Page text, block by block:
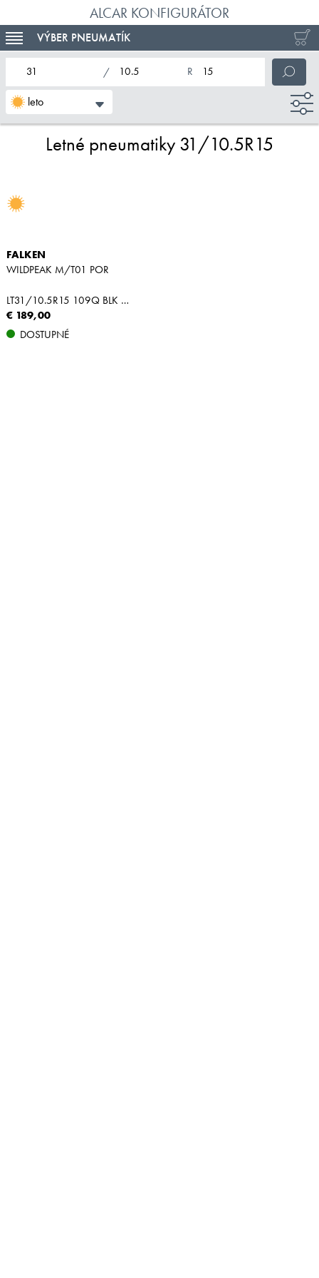
ALCAR KONFIGURÁTOR
TOGGLE NAVIGATION
VÝBER PNEUMATÍK
leto
nominálna šírka pneumatiky
profil pneumatiky
nominálny priemer pneumatiky
Letné pneumatiky 31/10.5R15
FALKEN
WILDPEAK M/T01 POR
LT31/10.5R15 109Q BLK M+S
€ 189,00
DOSTUPNÉ